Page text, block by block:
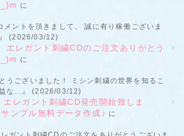
に
メントを頂きまして、 誠に有り稼働ございま
(2026/03/12)
レガント刺繍CDのご注文ありがとう
に
うございました！ ミシン刺繍の世界を知るこ
な...』 (2026/03/12)
レガント刺繍CD発売開始致しま
ンプル無料データ作成♪ に